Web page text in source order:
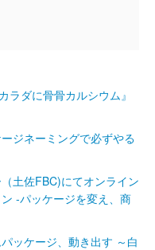
ラダに骨骨カルシウム』
ジネーミングで必ずやる
土佐FBC)にてオンライン
‐パッケージを変え、商
ッケージ、動き出す ～白